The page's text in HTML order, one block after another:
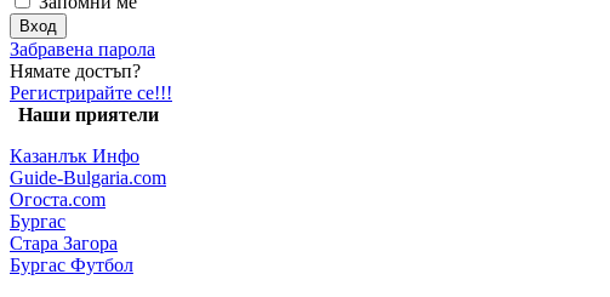
Забравена парола
Нямате достъп?
Регистрирайте се!!!
Наши приятели
Казанлък Инфо
Guide-Bulgaria.com
Огоста.com
Бургас
Стара Загора
Бургас Футбол